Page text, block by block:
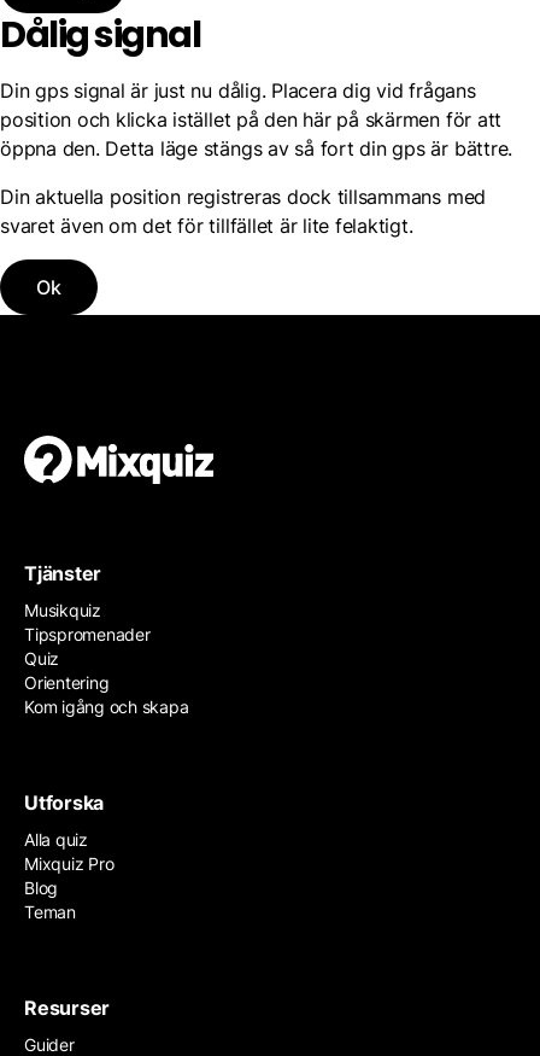
Dålig signal
Din gps signal är just nu dålig. Placera dig vid frågans
position och klicka istället på den här på skärmen för att
öppna den. Detta läge stängs av så fort din gps är bättre.
Din aktuella position registreras dock tillsammans med
svaret även om det för tillfället är lite felaktigt.
Ok
Tjänster
Musikquiz
Tipspromenader
Quiz
Orientering
Kom igång och skapa
Utforska
Alla quiz
Mixquiz Pro
Blog
Teman
Resurser
Guider